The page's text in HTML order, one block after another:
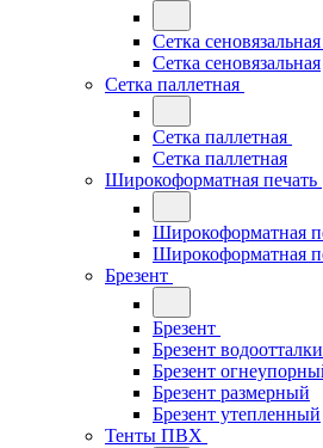
Сетка сеновязальная
Сетка сеновязальная
Сетка паллетная
Сетка паллетная
Сетка паллетная
Широкоформатная печать
Широкоформатная
Широкоформатная
Брезент
Брезент
Брезент
Брезент
Брезент размерный
Брезент утепленный
Тенты ПВХ